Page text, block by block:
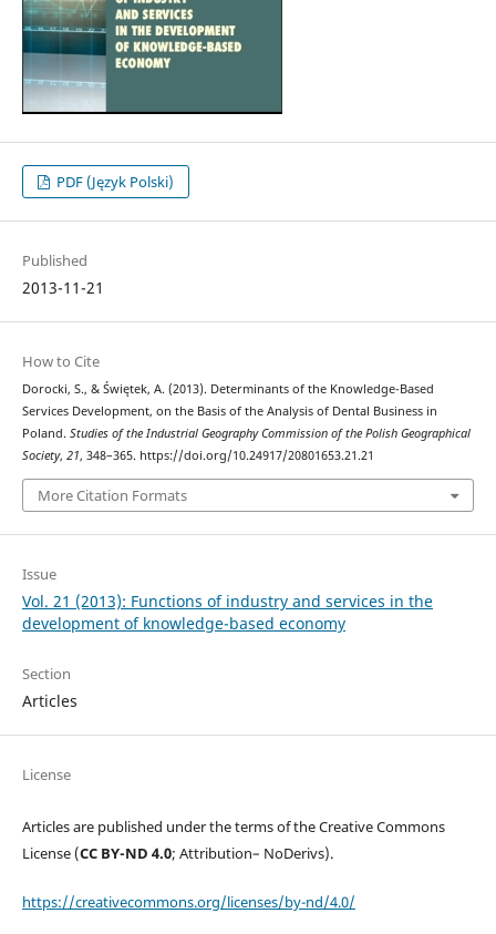
PDF (Język Polski)
Published
2013-11-21
How to Cite
Dorocki, S., & Świętek, A. (2013). Determinants of the Knowledge-Based
Services Development, on the Basis of the Analysis of Dental Business in
Poland. Studies of the Industrial Geography Commission of the Polish Geographical
Society, 21, 348–365. https://doi.org/10.24917/20801653.21.21
More Citation Formats
Issue
Vol. 21 (2013): Functions of industry and services in the
development of knowledge-based economy
Section
Articles
License
Articles are published under the terms of the Creative Commons
License (CC BY-ND 4.0; Attribution– NoDerivs).
https://creativecommons.org/licenses/by-nd/4.0/